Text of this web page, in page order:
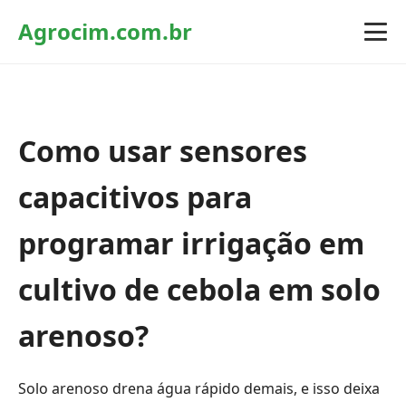
Agrocim.com.br
Como usar sensores
capacitivos para
programar irrigação em
cultivo de cebola em solo
arenoso?
Solo arenoso drena água rápido demais, e isso deixa